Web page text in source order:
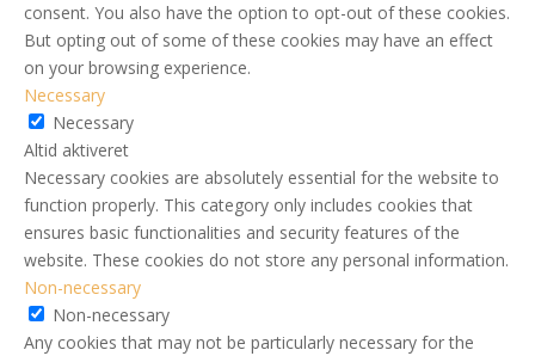
consent. You also have the option to opt-out of these cookies.
But opting out of some of these cookies may have an effect
on your browsing experience.
Necessary
Necessary
Altid aktiveret
Necessary cookies are absolutely essential for the website to
function properly. This category only includes cookies that
ensures basic functionalities and security features of the
website. These cookies do not store any personal information.
Non-necessary
Non-necessary
Any cookies that may not be particularly necessary for the